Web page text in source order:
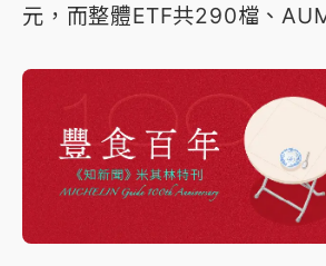
元，而整體ETF共290檔、